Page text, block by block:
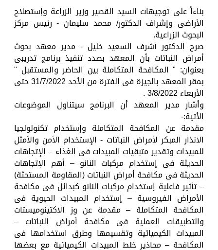
بناءاً على توجيهات السيد القصير وزير الزراعة وإستصلاح
الأراضى وإشراف الدكتور/ محمد سليمان - رئيس مركز
البحوث الزراعية.
صرح الدكتور أشرف السعيد خليل - مدير معهد بحوث
أمراض النباتات بأن المعهد بصدد تنفيذ برنامج تدريبى
بعنوان: " المكافحة المتكاملة بين الحاضر والمستقبل "
بمقر المعهد بالجيزة فى الفترة من الأحد 31/7/2022 حتى
الأربعاء 3/8/2022 .
وأشار مدير المعهد أن البرنامج سيتناول الموضوعات
الأتية:-
مقدمة عن المكافحة المتكاملة وإستخدام تكنولولجيا
الانذار المبكر لأمراض النباتات - الإستخدام الأمن والأمثل
للمبيدات وتقدير متبقيات المبيدات فى الغذاء – الإتجاهات
الحديثة فى إستخدام مركبات النانو – أهم الإتجاهات
الحديثة فى مكافحة أمراض النباتات (المقاومة المستحثة)
– تأثير فاعلية إستخدام مركبات النانو كبدائل فى مكافحة
الأمراض الفيروسية – إستخدام المبيدات الحيوية فى
المكافحة المتكاملة – مقدمة عن وز الاكتينوميستات
والتطبيقات العملية فى مكافحة أمراض النباتات –
المبيدات الكيميائية وتقسيمها وطرق استخدامها فى
المكافحة – محاذير خلط المبيدات الكيميائية مع بعضها